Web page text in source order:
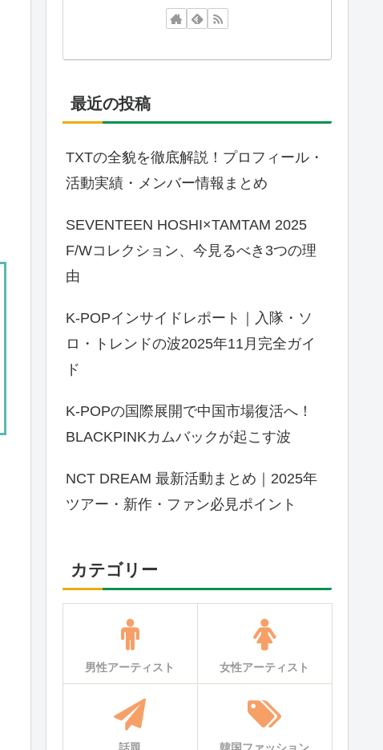
最近の投稿
TXTの全貌を徹底解説！プロフィール・
活動実績・メンバー情報まとめ
SEVENTEEN HOSHI×TAMTAM 2025
F/Wコレクション、今見るべき3つの理
由
K-POPインサイドレポート｜入隊・ソ
ロ・トレンドの波2025年11月完全ガイ
ド
K-POPの国際展開で中国市場復活へ！
BLACKPINKカムバックが起こす波
NCT DREAM 最新活動まとめ｜2025年
ツアー・新作・ファン必見ポイント
カテゴリー
男性アーティスト 女性アーティスト
話題 韓国ファッション